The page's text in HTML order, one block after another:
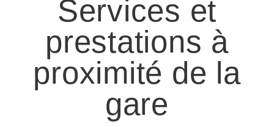
Services et
prestations à
proximité de la
gare